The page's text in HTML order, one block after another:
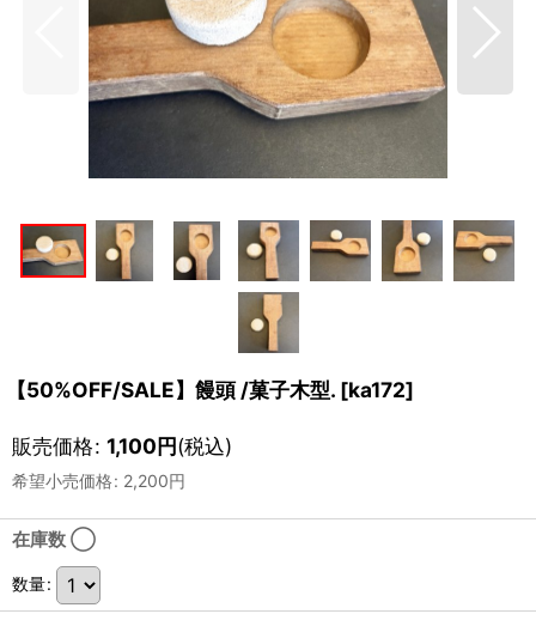
【50%OFF/SALE】饅頭 /菓子木型. [ka172]
販売価格: 1,100円(税込)
希望小売価格: 2,200円
在庫数 ◯
数量: